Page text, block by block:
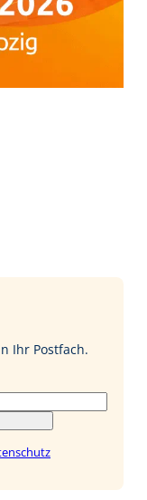
Ihr Postfach.